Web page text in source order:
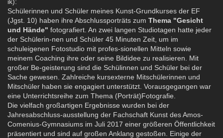
Schülerinnen und Schüler meines Kunst-Grundkurses der EF
(Jgst. 10) haben ihre Abschlussporträts zum Thema "Gesicht
und Hände" fotografiert. An zwei langen Studiotagen hatte jeder
der Schülerin-nen und Schüler 45 Minuten Zeit, um im
schuleigenen Fotostudio mit profes-sionellen Mitteln sowie
meinem Coaching ihre oder seine Bildidee zu realisieren. Mit
großer Be-geisterung sind die Schülinnen und Schüler bei der
Sache gewesen. Zahlreiche kursexterne Mitschülerinnen und
Mitschüler haben sie engagiert unterstützt. Vorausgegangen war
eine Unterrichtsreihe zum Thema (Porträt)Fotografie.
Die vielfach großartigen Ergebnisse wurden bei der
Jahresabschluss-ausstellung der Fachschaft Kunst des Amos-
Comenius-Gymnasiums im Juli 2017 einer größeren Öffentlichkeit
präsentiert und sind auf großen Anklang gestoßen. Einige der